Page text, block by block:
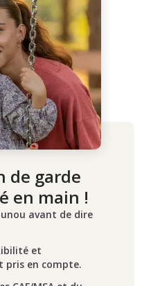
de garde
en main !
avant de dire
et
pris en compte.